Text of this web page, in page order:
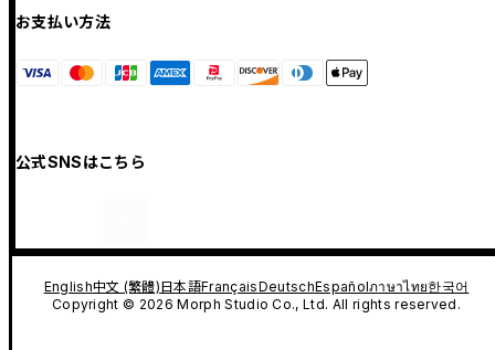
お支払い方法
公式SNSはこちら
English中文 (繁體)日本語FrançaisDeutschEspañolภาษาไทย한국어
Copyright © 2026 Morph Studio Co., Ltd. All rights reserved.